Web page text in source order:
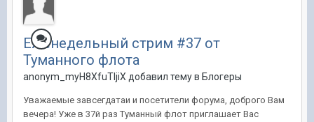
Еженедельный стрим #37 от
Туманного флота
anonym_myH8XfuTIjiX добавил тему в Блогеры
Уважаемые завсегдатаи и посетители форума, доброго Вам
вечера! Уже в 37й раз Туманный флот приглашает Вас